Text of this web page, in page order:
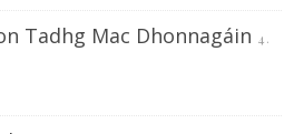
Tadhg Mac Dhonnagáin 4.